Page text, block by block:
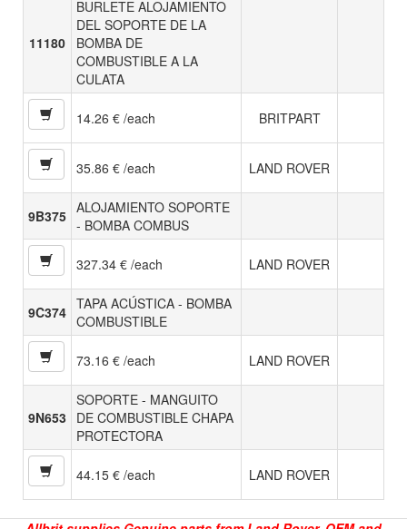
11180
BURLETE ALOJAMIENTO
DEL SOPORTE DE LA
BOMBA DE
COMBUSTIBLE A LA
CULATA
14.26 € /each BRITPART
35.86 € /each LAND ROVER
9B375 ALOJAMIENTO SOPORTE
- BOMBA COMBUS
327.34 € /each LAND ROVER
9C374 TAPA ACÚSTICA - BOMBA
COMBUSTIBLE
73.16 € /each LAND ROVER
9N653
SOPORTE - MANGUITO
DE COMBUSTIBLE CHAPA
PROTECTORA
44.15 € /each LAND ROVER